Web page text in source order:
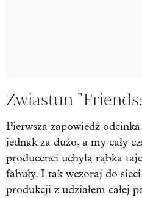
Zwiastun
Pierwsza zapowiedź
jednak za dużo, a my cały
producenci uchylą rąbka
fabuły. I tak wczoraj do
produkcji z udziałem całej